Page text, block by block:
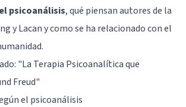
psicoanálisis, qué piensan autores de la
y Lacan y como se ha relacionado con el
"La Terapia Psicoanalítica que
Freud"
el psicoanálisis